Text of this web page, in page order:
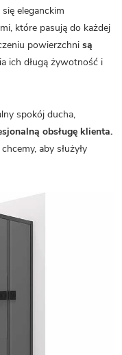
eleganckim
które pasują do każdej
powierzchni są
ich długą żywotność i
spokój ducha,
obsługę klienta.
aby służyły